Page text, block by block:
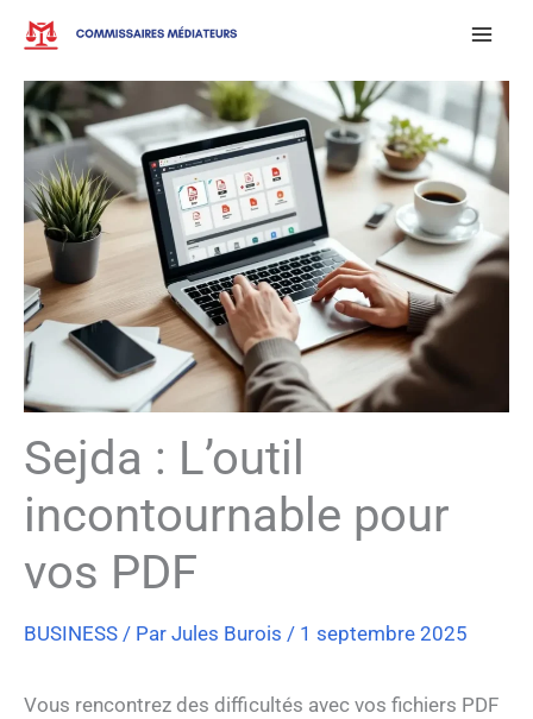
Aller
contenu
Sejda : L’outil
incontournable pour
vos PDF
BUSINESS / Par Jules Burois / 1 septembre 2025
Vous rencontrez des difficultés avec vos fichiers PDF